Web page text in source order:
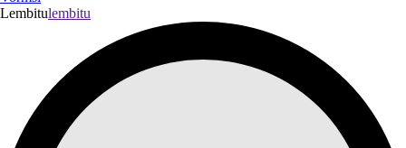
Lembitulembitu